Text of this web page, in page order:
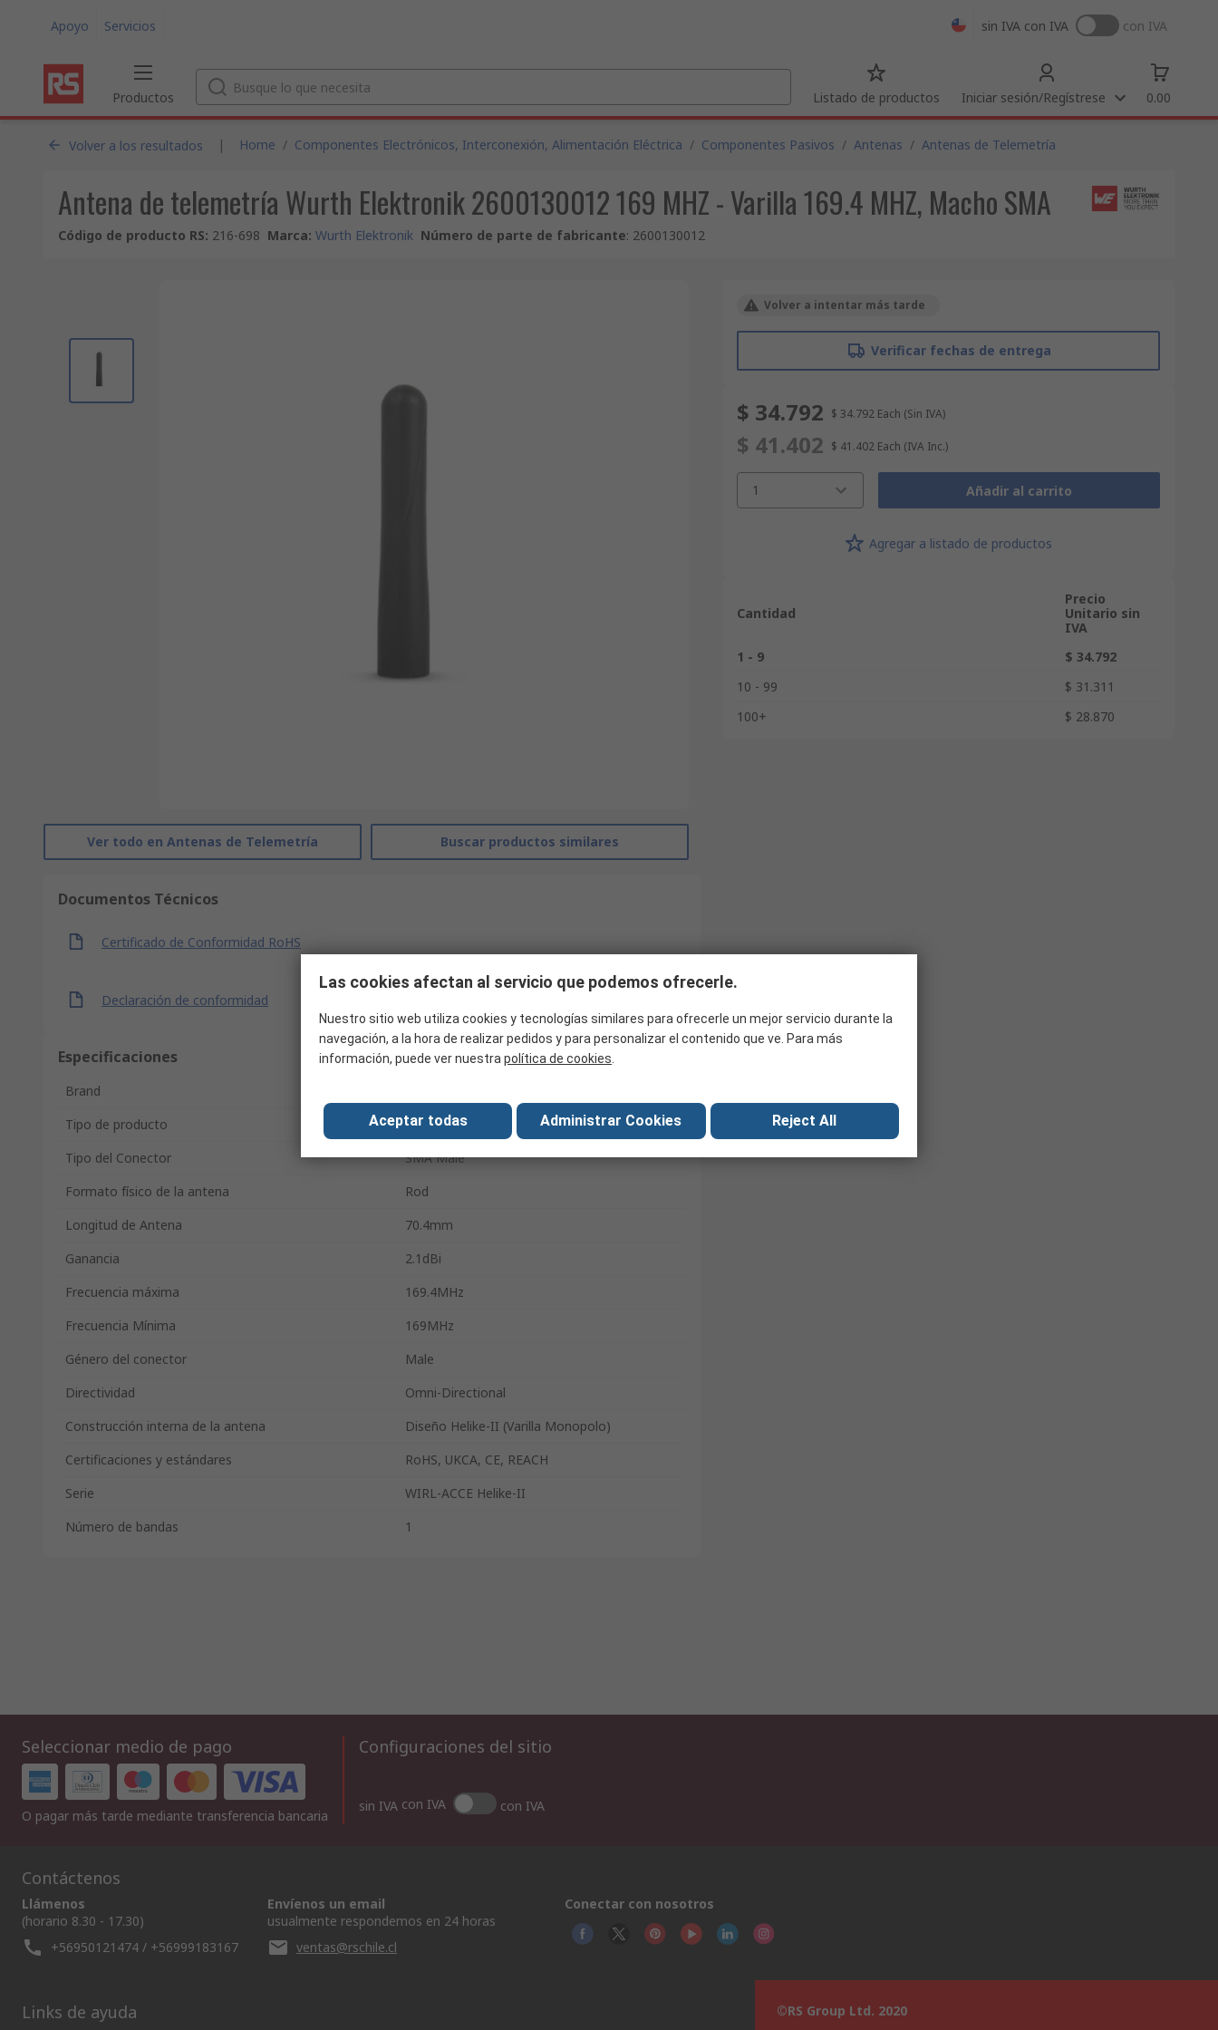
Apoyo Servicios sin IVA con IVA con IVA
Productos Listado de productos Iniciar sesión/Regístrese 0.00
Volver a los resultados | Home / Componentes Electrónicos, Interconexión, Alimentación Eléctrica / Componentes Pasivos / Antenas / Antenas de Telemetría
Antena de telemetría Wurth Elektronik 2600130012 169 MHZ - Varilla 169.4 MHZ, Macho SMA
Código de producto RS: 216-698 Marca: Wurth Elektronik Número de parte de fabricante: 2600130012
Ver todo en Antenas de Telemetría Buscar productos similares
Documentos Técnicos
Certificado de Conformidad RoHS
Declaración de conformidad
Especificaciones
Brand
Tipo de producto
Antena de telemetría
Tipo del Conector
SMA Male
Formato físico de la antena
Rod
Longitud de Antena
70.4mm
Ganancia
2.1dBi
Frecuencia máxima
169.4MHz
Frecuencia Mínima
169MHz
Género del conector
Male
Directividad
Omni-Directional
Construcción interna de la antena
Diseño Helike-II (Varilla Monopolo)
Certificaciones y estándares
RoHS, UKCA, CE, REACH
Serie
WIRL-ACCE Helike-II
Número de bandas
1
Volver a intentar más tarde
Verificar fechas de entrega
$ 34.792 $ 34.792 Each (Sin IVA)
$ 41.402 $ 41.402 Each (IVA Inc.)
1 Añadir al carrito
Agregar a listado de productos
Cantidad
Precio
Unitario sin
IVA
1 - 9
$ 34.792
10 - 99
$ 31.311
100+
$ 28.870
Seleccionar medio de pago
O pagar más tarde mediante transferencia bancaria
Configuraciones del sitio
sin IVA con IVA con IVA
Contáctenos
Llámenos
(horario 8.30 - 17.30)
+56950121474 / +56999183167
Envíenos un email
usualmente respondemos en 24 horas
ventas@rschile.cl
Conectar con nosotros
Links de ayuda
©RS Group Ltd. 2020
Las cookies afectan al servicio que podemos ofrecerle.
Nuestro sitio web utiliza cookies y tecnologías similares para ofrecerle un mejor servicio durante la
navegación, a la hora de realizar pedidos y para personalizar el contenido que ve. Para más
información, puede ver nuestra política de cookies
Aceptar todas Administrar Cookies Reject All